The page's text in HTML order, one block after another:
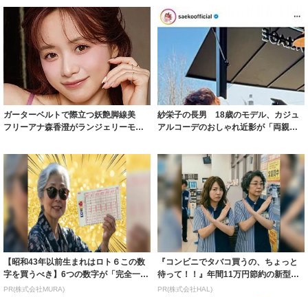
ガーターベルトで際立つ妖艶脚線美
フリーアナ森香澄がランジェリーモデ
紗栄子の長男 18歳のモデル、カジュ
アルコーデのおしゃれ近影が「両親の
【昭和43年以前生まれはロト６この数
字を買うべき】6つの数字が「完全一
致」する方...
PR(株式会社MURA)
『コンビニでタバコ買うの、ちょっと
待って！！』年間11万円節約の新型タ
バコ
PR(株式会社HAL)